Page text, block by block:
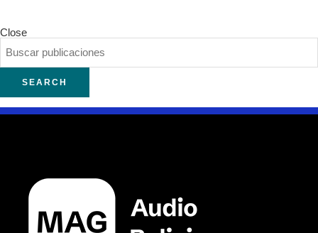
Close
SEARCH